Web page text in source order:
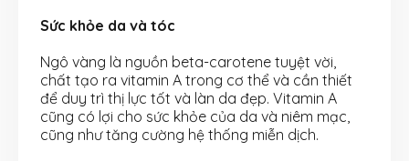
Sức khỏe da và tóc
Ngô vàng là nguồn beta-carotene tuyệt vời,
chất tạo ra vitamin A trong cơ thể và cần thiết
để duy trì thị lực tốt và làn da đẹp. Vitamin A
cũng có lợi cho sức khỏe của da và niêm mạc,
cũng như tăng cường hệ thống miễn dịch.